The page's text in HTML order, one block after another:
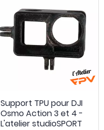
Support TPU pour DJI
Osmo Action 3 et 4 -
L'atelier studioSPORT